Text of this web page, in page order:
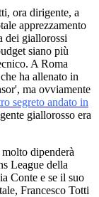
ora dirigente, a
apprezzamento
dei giallorossi
siano più
A Roma
ha allenato in
ma ovviamente
segreto andato in
giallorosso era
dipenderà
League della
Conte e se il suo
Francesco Totti